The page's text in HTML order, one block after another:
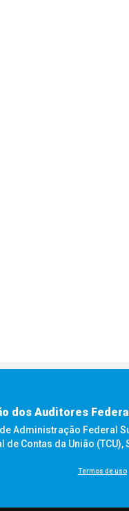
dos Auditores
Administração Federal
de Contas da União
Termos de uso